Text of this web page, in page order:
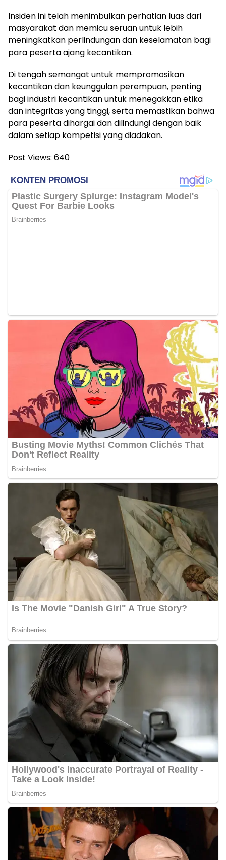
Insiden ini telah menimbulkan perhatian luas dari
masyarakat dan memicu seruan untuk lebih
meningkatkan perlindungan dan keselamatan bagi
para peserta ajang kecantikan.
Di tengah semangat untuk mempromosikan
kecantikan dan keunggulan perempuan, penting
bagi industri kecantikan untuk menegakkan etika
dan integritas yang tinggi, serta memastikan bahwa
para peserta dihargai dan dilindungi dengan baik
dalam setiap kompetisi yang diadakan.
Post Views: 640